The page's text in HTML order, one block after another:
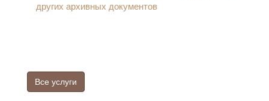
имущества
(бессрочное) пользование
других архивных документов
Все услуги